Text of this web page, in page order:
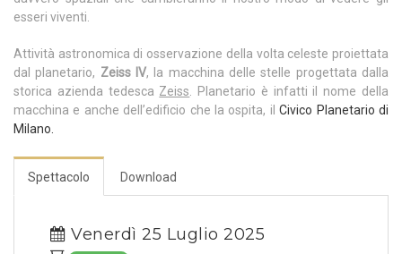
esseri viventi.
Attività astronomica di osservazione della volta celeste proiettata
dal planetario, Zeiss IV, la macchina delle stelle progettata dalla
storica azienda tedesca Zeiss. Planetario è infatti il nome della
macchina e anche dell’edificio che la ospita, ilCivico Planetario di
Milano.
Spettacolo Download
Venerdì 25 Luglio 2025